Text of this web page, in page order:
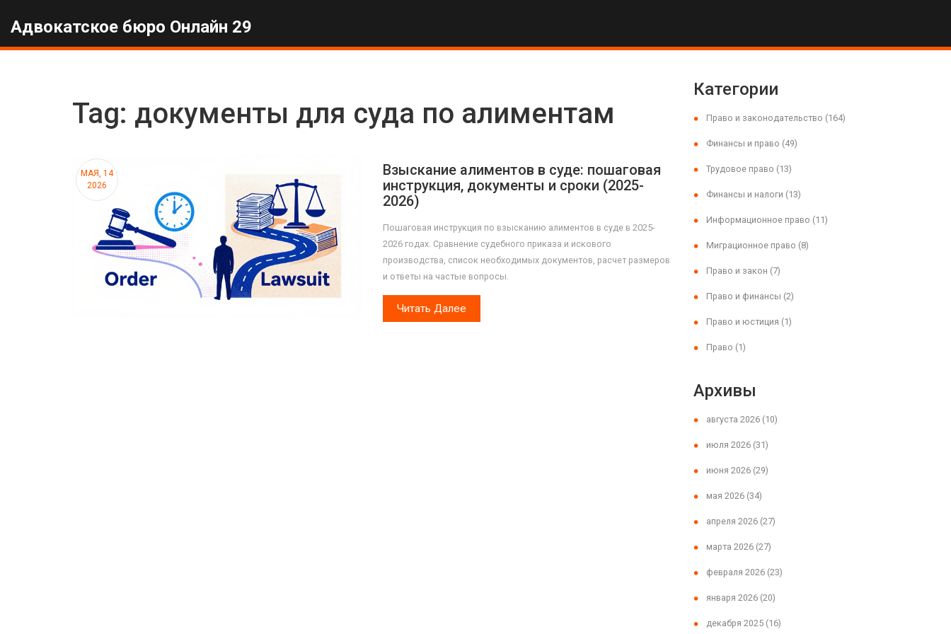
Адвокатское бюро Онлайн 29
Tag: документы для суда по алиментам
МАЯ, 14
2026
Взыскание алиментов в суде: пошаговая
инструкция, документы и сроки (2025-
2026)
Пошаговая инструкция по взысканию алиментов в суде в 2025-
2026 годах. Сравнение судебного приказа и искового
производства, список необходимых документов, расчет размеров
и ответы на частые вопросы.
Читать Далее
Категории
Право и законодательство (164)
Финансы и право (49)
Трудовое право (13)
Финансы и налоги (13)
Информационное право (11)
Миграционное право (8)
Право и закон (7)
Право и финансы (2)
Право и юстиция (1)
Право (1)
Архивы
августа 2026 (10)
июля 2026 (31)
июня 2026 (29)
мая 2026 (34)
апреля 2026 (27)
марта 2026 (27)
февраля 2026 (23)
января 2026 (20)
декабря 2025 (16)